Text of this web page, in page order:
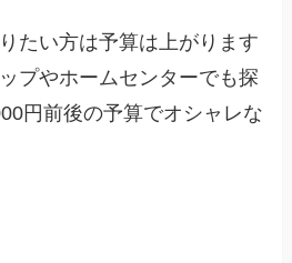
たい方は予算は上がります
プやホームセンターでも探
円前後の予算でオシャレな